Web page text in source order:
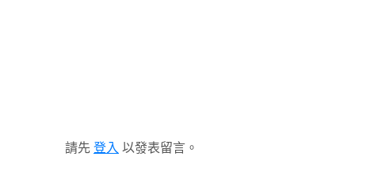
請先 登入 以發表留言。